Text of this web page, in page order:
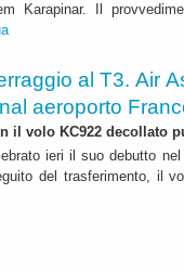
Karapinar. Il
al T3. Air
aeroporto
il volo KC922 decollato
ieri il suo debutto nel
del trasferimento, il